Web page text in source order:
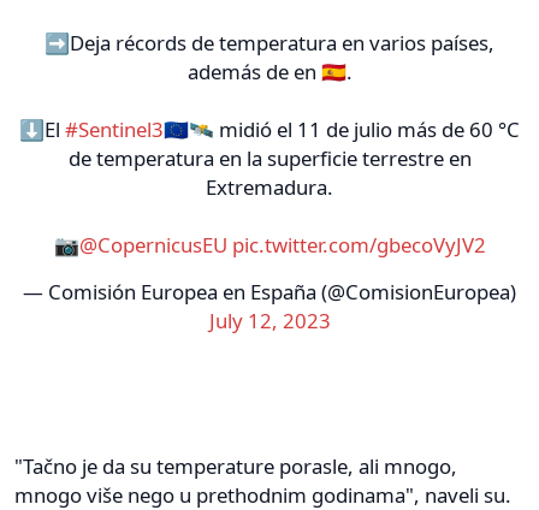
➡️Deja récords de temperatura en varios países,
además de en 🇪🇸.
⬇️El #Sentinel3🇪🇺🛰️ midió el 11 de julio más de 60 °C
de temperatura en la superficie terrestre en
Extremadura.
📷@CopernicusEU pic.twitter.com/gbecoVyJV2
— Comisión Europea en España (@ComisionEuropea)
July 12, 2023
"Tačno je da su temperature porasle, ali mnogo,
mnogo više nego u prethodnim godinama", naveli su.